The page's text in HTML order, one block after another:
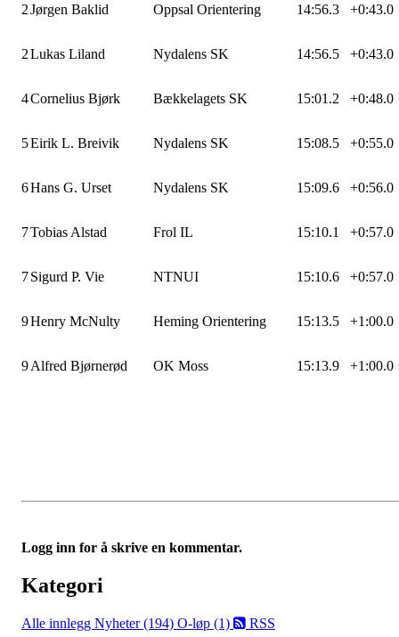
2Jørgen Baklid Oppsal Orientering 14:56.3 +0:43.0
2Lukas Liland Nydalens SK 14:56.5 +0:43.0
4Cornelius Bjørk Bækkelagets SK 15:01.2 +0:48.0
5Eirik L. Breivik Nydalens SK 15:08.5 +0:55.0
6Hans G. Urset Nydalens SK 15:09.6 +0:56.0
7Tobias Alstad Frol IL 15:10.1 +0:57.0
7Sigurd P. Vie NTNUI 15:10.6 +0:57.0
9Henry McNulty Heming Orientering 15:13.5 +1:00.0
9Alfred Bjørnerød OK Moss 15:13.9 +1:00.0
Logg inn for å skrive en kommentar.
Kategori
Alle innlegg Nyheter (194) O-løp (1) RSS